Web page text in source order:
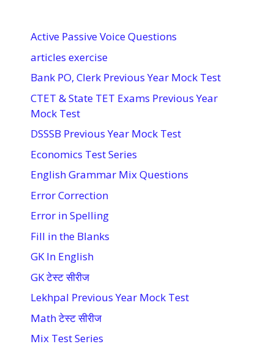
Active Passive Voice Questions
articles exercise
Bank PO, Clerk Previous Year Mock Test
CTET & State TET Exams Previous Year
Mock Test
DSSSB Previous Year Mock Test
Economics Test Series
English Grammar Mix Questions
Error Correction
Error in Spelling
Fill in the Blanks
GK In English
GK टेस्ट सीरीज
Lekhpal Previous Year Mock Test
Math टेस्ट सीरीज
Mix Test Series